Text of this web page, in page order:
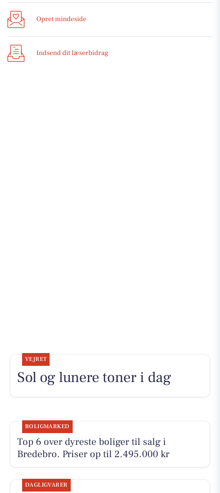
Opret mindeside
Indsend dit læserbidrag
VEJRET
Sol og lunere toner i dag
BOLIGMARKED
Top 6 over dyreste boliger til salg i
Bredebro. Priser op til 2.495.000 kr
DAGLIGVARER